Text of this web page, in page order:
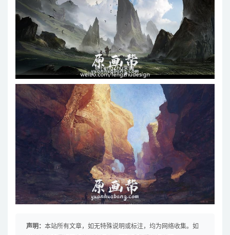
声明： 本站所有文章，如无特殊说明或标注，均为网络收集。如